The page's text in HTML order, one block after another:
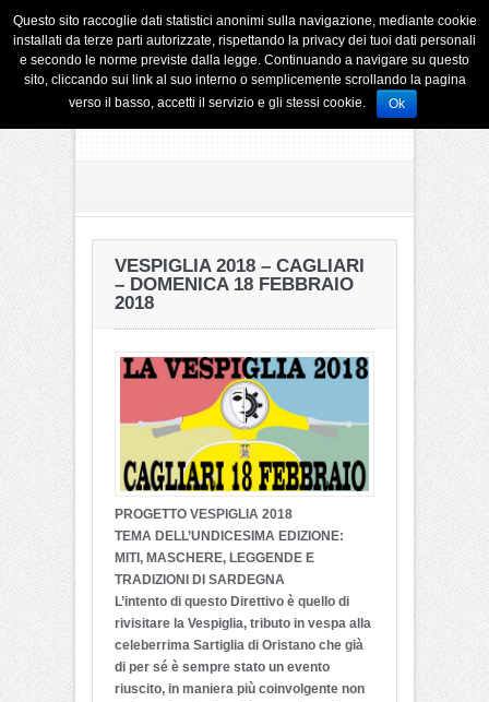
VESPIGLIA 2018 – CAGLIARI
– DOMENICA 18 FEBBRAIO
2018
PROGETTO VESPIGLIA 2018
TEMA DELL’UNDICESIMA EDIZIONE:
MITI, MASCHERE, LEGGENDE E
TRADIZIONI DI SARDEGNA
L’intento di questo Direttivo è quello di
rivisitare la Vespiglia, tributo in vespa alla
celeberrima Sartiglia di Oristano che già
di per sé è sempre stato un evento
riuscito, in maniera più coinvolgente non
Questo sito raccoglie dati statistici anonimi sulla navigazione, mediante cookie
installati da terze parti autorizzate, rispettando la privacy dei tuoi dati personali
e secondo le norme previste dalla legge. Continuando a navigare su questo
sito, cliccando sui link al suo interno o semplicemente scrollando la pagina
verso il basso, accetti il servizio e gli stessi cookie.
Ok